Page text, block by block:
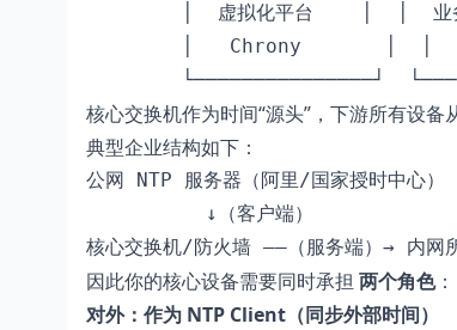
│  虚拟化平台    │  │  业
│   Chrony       │  │
核心交换机作为时间“源头”，下游所有设
典型企业结构如下：
公网 NTP 服务器（阿里/国家授时中心）
          ↓（客户端）
核心交换机/防火墙 ——（服务端）→ 内网
因此你的核心设备需要同时承担 两个角色：
对外：作为 NTP Client（同步外部时间）